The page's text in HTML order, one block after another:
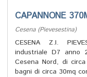
CAPANNONE
Cesena (Pievesestina)
CESENA Z.I.
industriale D7 anno
Cesena Nord, di
bagni di circa 30mq